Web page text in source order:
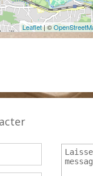
Leaflet| ©